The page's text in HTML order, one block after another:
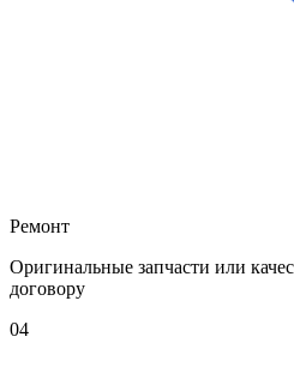
Ремонт
Оригинальные запчасти или
договору
04